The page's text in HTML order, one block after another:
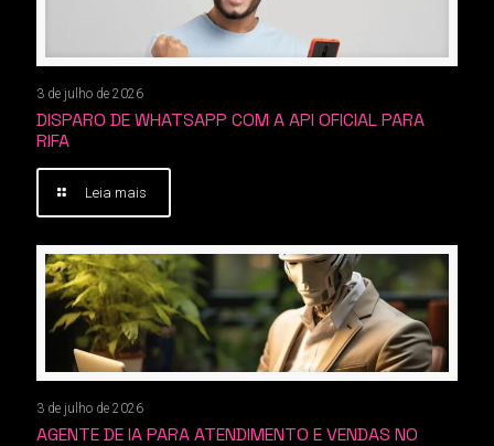
3 de julho de 2026
DISPARO DE WHATSAPP COM A API OFICIAL PARA
RIFA
Leia mais
3 de julho de 2026
AGENTE DE IA PARA ATENDIMENTO E VENDAS NO